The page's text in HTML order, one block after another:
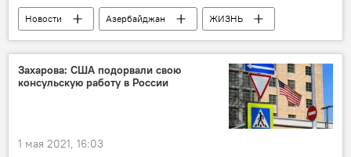
Новости Азербайджан
ЖИЗНЬ
Спорт
События и даты
Колумнисты
память
министр
Захарова: США подорвали свою
консульскую работу в России
1 мая 2021, 16:03